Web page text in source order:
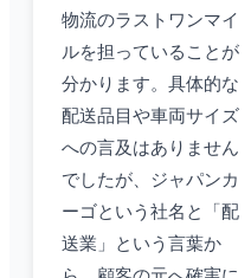
物流のラストワンマイ
ルを担っていることが
分かります。具体的な
配送品目や車両サイズ
への言及はありません
でしたが、ジャパンカ
ーゴという社名と「配
送業」という言葉か